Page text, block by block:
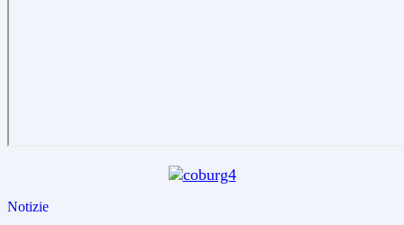
Notizie